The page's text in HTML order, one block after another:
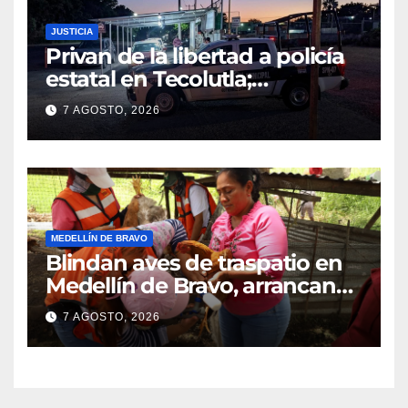
JUSTICIA
Privan de la libertad a policía
estatal en Tecolutla;
despliegan operativo para
localizarlo
7 AGOSTO, 2026
MEDELLÍN DE BRAVO
Blindan aves de traspatio en
Medellín de Bravo, arrancan
vacunación masiva contra el
Newcastle
7 AGOSTO, 2026